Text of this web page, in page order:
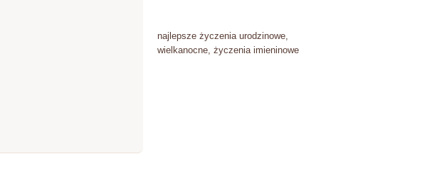
najlepsze życzenia urodzinowe,
wielkanocne, życzenia imieninowe